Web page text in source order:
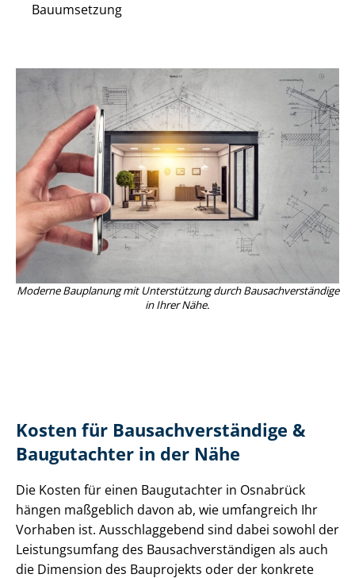
Bauumsetzung
Moderne Bauplanung mit Unterstützung durch Bau­sach­ver­stän­di­ge
in Ihrer Nähe.
Kosten für Bau­sach­ver­stän­di­ge &
Baugutachter in der Nähe
Die Kosten für einen Baugutachter in Osnabrück
hängen maßgeblich davon ab, wie umfangreich Ihr
Vorhaben ist. Ausschlaggebend sind dabei sowohl der
Leistungsumfang des Bau­sach­ver­stän­di­gen als auch
die Dimension des Bauprojekts oder der konkrete